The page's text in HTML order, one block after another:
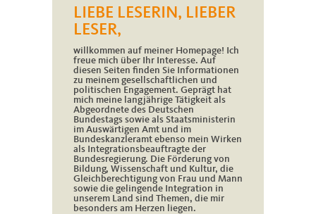
LIEBE LESERIN, LIEBER
LESER,
willkommen auf meiner Homepage! Ich
freue mich über Ihr Interesse. Auf
diesen Seiten finden Sie Informationen
zu meinem gesellschaftlichen und
politischen Engagement. Geprägt hat
mich meine langjährige Tätigkeit als
Abgeordnete des Deutschen
Bundestags sowie als Staatsministerin
im Auswärtigen Amt und im
Bundeskanzleramt ebenso mein Wirken
als Integrationsbeauftragte der
Bundesregierung. Die Förderung von
Bildung, Wissenschaft und Kultur, die
Gleichberechtigung von Frau und Mann
sowie die gelingende Integration in
unserem Land sind Themen, die mir
besonders am Herzen liegen.